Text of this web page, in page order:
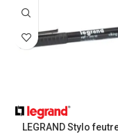
LEGRAND Stylo